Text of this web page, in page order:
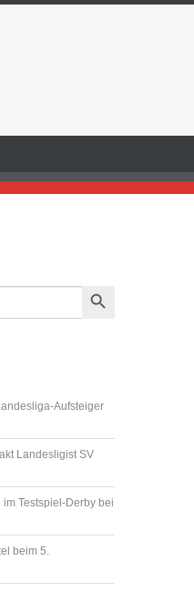
Search Button
Aufsteiger
Landesligist SV
Testspiel-Derby bei
beim 5.